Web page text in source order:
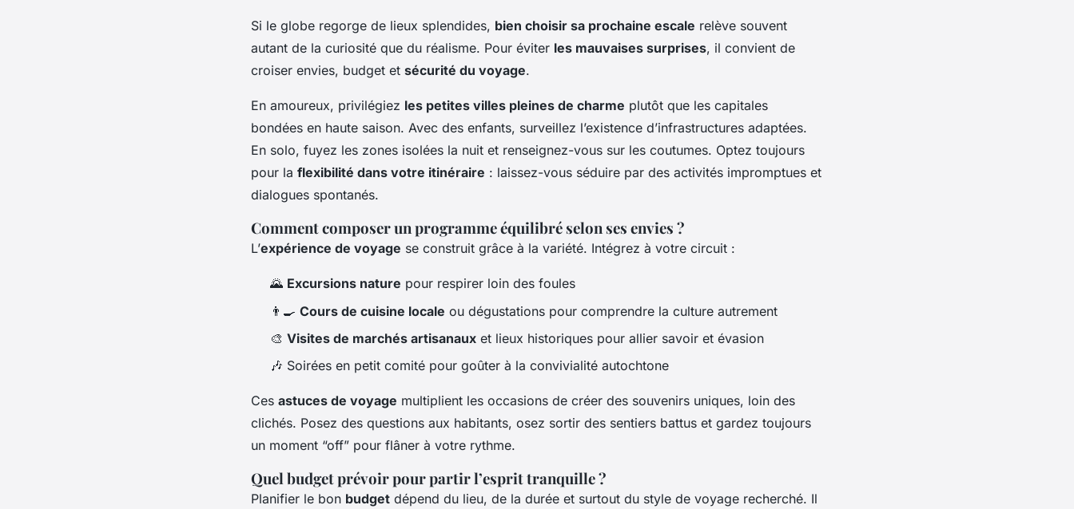
Si le globe regorge de lieux splendides, bien choisir sa prochaine escale relève souvent
autant de la curiosité que du réalisme. Pour éviter les mauvaises surprises, il convient de
croiser envies, budget et sécurité du voyage.
En amoureux, privilégiez les petites villes pleines de charme plutôt que les capitales
bondées en haute saison. Avec des enfants, surveillez l’existence d’infrastructures adaptées.
En solo, fuyez les zones isolées la nuit et renseignez-vous sur les coutumes. Optez toujours
pour la flexibilité dans votre itinéraire : laissez-vous séduire par des activités impromptues et
dialogues spontanés.
Comment composer un programme équilibré selon ses envies ?
L’expérience de voyage se construit grâce à la variété. Intégrez à votre circuit :
🌄 Excursions nature pour respirer loin des foules
👨‍🍳 Cours de cuisine locale ou dégustations pour comprendre la culture autrement
🎨 Visites de marchés artisanaux et lieux historiques pour allier savoir et évasion
🎶 Soirées en petit comité pour goûter à la convivialité autochtone
Ces astuces de voyage multiplient les occasions de créer des souvenirs uniques, loin des
clichés. Posez des questions aux habitants, osez sortir des sentiers battus et gardez toujours
un moment “off” pour flâner à votre rythme.
Quel budget prévoir pour partir l’esprit tranquille ?
Planifier le bon budget dépend du lieu, de la durée et surtout du style de voyage recherché. Il